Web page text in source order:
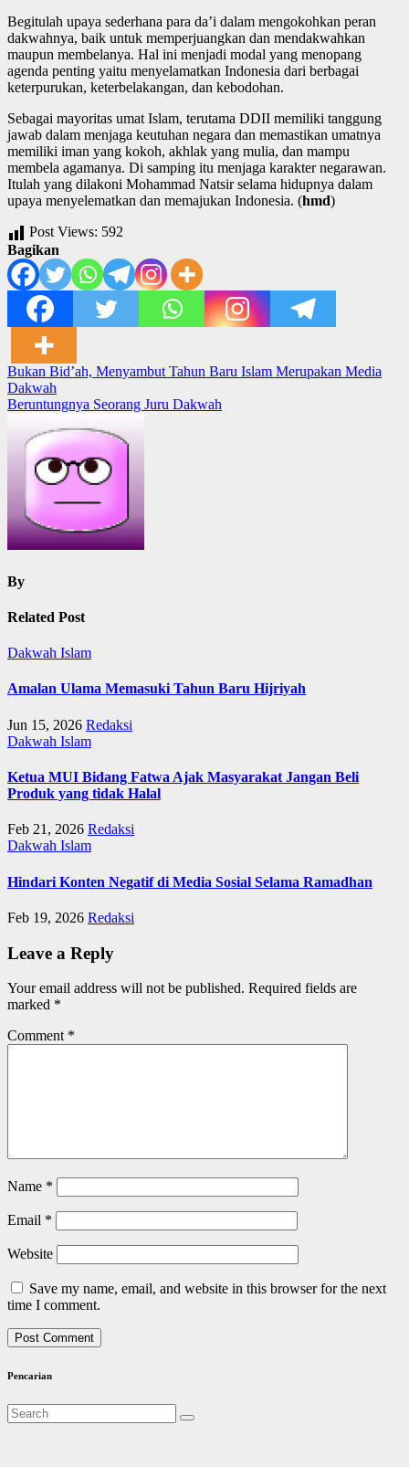
Begitulah upaya sederhana para da’i dalam mengokohkan peran
dakwahnya, baik untuk memperjuangkan dan mendakwahkan
maupun membelanya. Hal ini menjadi modal yang menopang
agenda penting yaitu menyelamatkan Indonesia dari berbagai
keterpurukan, keterbelakangan, dan kebodohan.
Sebagai mayoritas umat Islam, terutama DDII memiliki tanggung
jawab dalam menjaga keutuhan negara dan memastikan umatnya
memiliki iman yang kokoh, akhlak yang mulia, dan mampu
membela agamanya. Di samping itu menjaga karakter negarawan.
Itulah yang dilakoni Mohammad Natsir selama hidupnya dalam
upaya menyelematkan dan memajukan Indonesia. (hmd)
Post Views: 592
Bagikan
Post
navigation
Bukan Bid’ah, Menyambut Tahun Baru Islam Merupakan Media
Dakwah
Beruntungnya Seorang Juru Dakwah
By
Related Post
Dakwah Islam
Amalan Ulama Memasuki Tahun Baru Hijriyah
Jun 15, 2026 Redaksi
Dakwah Islam
Ketua MUI Bidang Fatwa Ajak Masyarakat Jangan Beli
Produk yang tidak Halal
Feb 21, 2026 Redaksi
Dakwah Islam
Hindari Konten Negatif di Media Sosial Selama Ramadhan
Feb 19, 2026 Redaksi
Leave a Reply
Your email address will not be published. Required fields are
marked *
Comment *
Name *
Email *
Website
Save my name, email, and website in this browser for the next
time I comment.
Pencarian